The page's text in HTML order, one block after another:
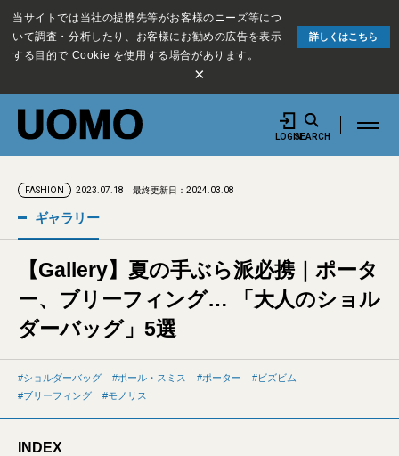
当サイトでは当社の提携先等がお客様のニーズ等につ
いて調査・分析したり、お客様にお勧めの広告を表示
する目的で Cookie を使用する場合があります。
詳しくはこちら
×
LOGINSEARCH
FASHION 2023.07.18 最終更新日：2024.03.08
ギャラリー
【Gallery】夏の手ぶら派必携｜ポータ
ー、ブリーフィング… 「大人のショル
ダーバッグ」5選
ショルダーバッグ ポール・スミス ポーター
ビズビム
ブリーフィング
モノリス
INDEX